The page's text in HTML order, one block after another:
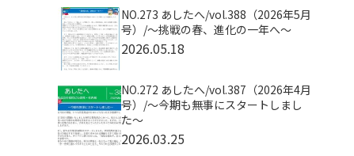
NO.273 あしたへ/vol.388（2026年5月
号）/～挑戦の春、進化の一年へ～
2026.05.18
NO.272 あしたへ/vol.387（2026年4月
号）/～今期も無事にスタートしまし
た～
2026.03.25